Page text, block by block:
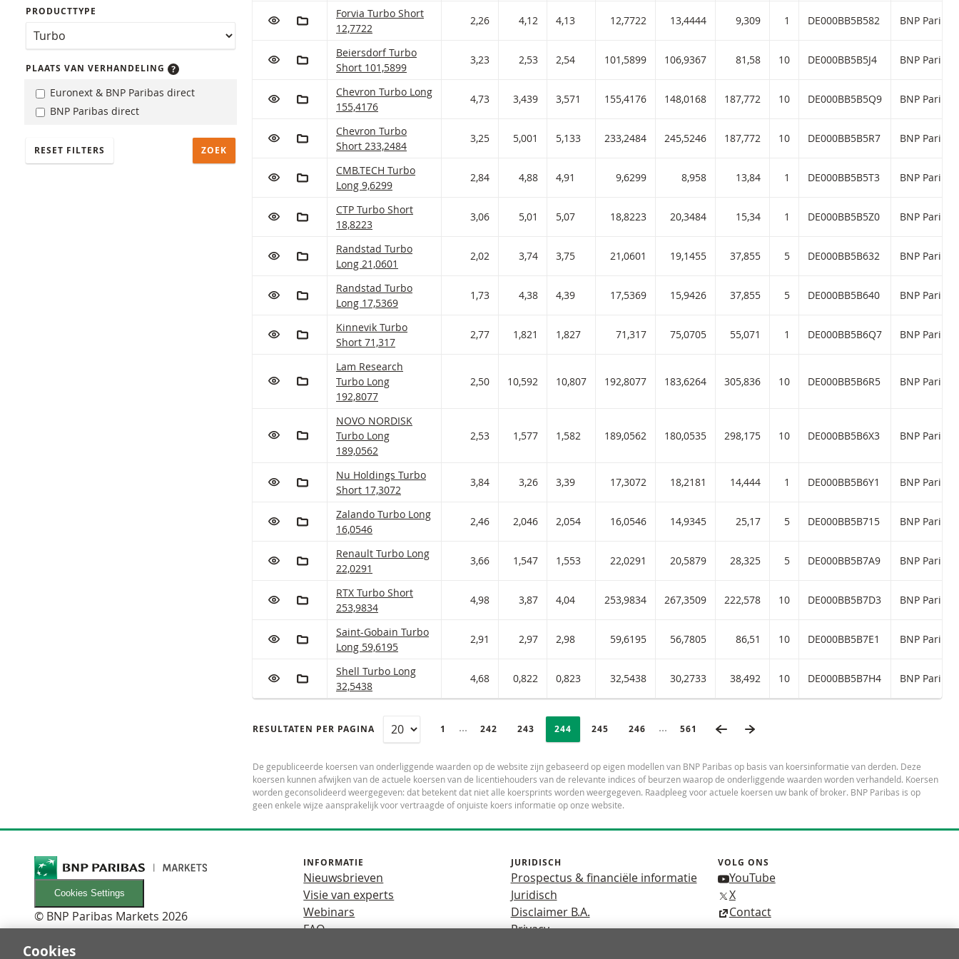
PRODUCTTYPE
PLAATS VAN VERHANDELING
Euronext & BNP Paribas direct
BNP Paribas direct
RESET FILTERS
VOEG TOE AAN WATCHLIST
AAN PORTFOLIO TOEVOEGEN
Forvia Turbo Short Met stop loss-niveau 12,772 en hefboom 2,26 met ISIN code:
Forvia Turbo Short
12,7722
2,26 4,12 4,13 12,7722 13,4444 9,309 1 DE000BB5B582 BNP
VOEG TOE AAN WATCHLIST
AAN PORTFOLIO TOEVOEGEN
Beiersdorf Turbo Short Met stop loss-niveau 101,59 en hefboom 3,23 met ISIN code:
Beiersdorf Turbo
Short 101,5899
3,23 2,53 2,54 101,5899 106,9367 81,58 10 DE000BB5B5J4 BNP
VOEG TOE AAN WATCHLIST
AAN PORTFOLIO TOEVOEGEN
Chevron Turbo Long Met stop loss-niveau 155,418 en hefboom 4,73 met ISIN code:
Chevron Turbo Long
155,4176
4,73 3,439 3,571 155,4176 148,0168 187,772 10 DE000BB5B5Q9 BNP
VOEG TOE AAN WATCHLIST
AAN PORTFOLIO TOEVOEGEN
Chevron Turbo Short Met stop loss-niveau 233,248 en hefboom 3,25 met ISIN code:
Chevron Turbo
Short 233,2484
3,25 5,001 5,133 233,2484 245,5246 187,772 10 DE000BB5B5R7 BNP
VOEG TOE AAN WATCHLIST
AAN PORTFOLIO TOEVOEGEN
CMB.TECH Turbo Long Met stop loss-niveau 9,63 en hefboom 2,84 met ISIN code:
CMB.TECH Turbo
Long 9,6299
2,84 4,88 4,91 9,6299 8,958 13,84 1 DE000BB5B5T3 BNP
VOEG TOE AAN WATCHLIST
AAN PORTFOLIO TOEVOEGEN
CTP Turbo Short Met stop loss-niveau 18,822 en hefboom 3,06 met ISIN code:
CTP Turbo Short
18,8223
3,06 5,01 5,07 18,8223 20,3484 15,34 1 DE000BB5B5Z0 BNP
VOEG TOE AAN WATCHLIST
AAN PORTFOLIO TOEVOEGEN
Randstad Turbo Long Met stop loss-niveau 21,06 en hefboom 2,02 met ISIN code:
Randstad Turbo
Long 21,0601
2,02 3,74 3,75 21,0601 19,1455 37,855 5 DE000BB5B632 BNP
VOEG TOE AAN WATCHLIST
AAN PORTFOLIO TOEVOEGEN
Randstad Turbo Long Met stop loss-niveau 17,537 en hefboom 1,73 met ISIN code:
Randstad Turbo
Long 17,5369
1,73 4,38 4,39 17,5369 15,9426 37,855 5 DE000BB5B640 BNP
VOEG TOE AAN WATCHLIST
AAN PORTFOLIO TOEVOEGEN
Kinnevik Turbo Short Met stop loss-niveau 71,317 en hefboom 2,77 met ISIN code:
Kinnevik Turbo
Short 71,317
2,77 1,821 1,827 71,317 75,0705 55,071 1 DE000BB5B6Q7 BNP
VOEG TOE AAN WATCHLIST
AAN PORTFOLIO TOEVOEGEN
Lam Research Turbo Long Met stop loss-niveau 192,808 en hefboom 2,50 met ISIN code:
Lam Research
Turbo Long
192,8077
2,50 10,592 10,807 192,8077 183,6264 305,836 10 DE000BB5B6R5 BNP
VOEG TOE AAN WATCHLIST
AAN PORTFOLIO TOEVOEGEN
NOVO NORDISK Turbo Long Met stop loss-niveau 189,056 en hefboom 2,53 met ISIN code:
NOVO NORDISK
Turbo Long
189,0562
2,53 1,577 1,582 189,0562 180,0535 298,175 10 DE000BB5B6X3 BNP
VOEG TOE AAN WATCHLIST
AAN PORTFOLIO TOEVOEGEN
Nu Holdings Turbo Short Met stop loss-niveau 17,307 en hefboom 3,84 met ISIN code:
Nu Holdings Turbo
Short 17,3072
3,84 3,26 3,39 17,3072 18,2181 14,444 1 DE000BB5B6Y1 BNP
VOEG TOE AAN WATCHLIST
AAN PORTFOLIO TOEVOEGEN
Zalando Turbo Long Met stop loss-niveau 16,055 en hefboom 2,46 met ISIN code:
Zalando Turbo Long
16,0546
2,46 2,046 2,054 16,0546 14,9345 25,17 5 DE000BB5B715 BNP
VOEG TOE AAN WATCHLIST
AAN PORTFOLIO TOEVOEGEN
Renault Turbo Long Met stop loss-niveau 22,029 en hefboom 3,66 met ISIN code:
Renault Turbo Long
22,0291
3,66 1,547 1,553 22,0291 20,5879 28,325 5 DE000BB5B7A9 BNP
VOEG TOE AAN WATCHLIST
AAN PORTFOLIO TOEVOEGEN
RTX Turbo Short Met stop loss-niveau 253,983 en hefboom 4,98 met ISIN code:
RTX Turbo Short
253,9834
4,98 3,87 4,04 253,9834 267,3509 222,578 10 DE000BB5B7D3 BNP
VOEG TOE AAN WATCHLIST
AAN PORTFOLIO TOEVOEGEN
Saint-Gobain Turbo Long Met stop loss-niveau 59,62 en hefboom 2,91 met ISIN code:
Saint-Gobain Turbo
Long 59,6195
2,91 2,97 2,98 59,6195 56,7805 86,51 10 DE000BB5B7E1 BNP
VOEG TOE AAN WATCHLIST
AAN PORTFOLIO TOEVOEGEN
Shell Turbo Long Met stop loss-niveau 32,544 en hefboom 4,68 met ISIN code:
Shell Turbo Long
32,5438
4,68 0,822 0,823 32,5438 30,2733 38,492 10 DE000BB5B7H4 BNP
RESULTATEN PER PAGINA PAGE
1 Ingeklapte pagina’s
PAGINA
242 PAGINA
243 Selected:
PAGINA
244 PAGINA
245 PAGINA
246 Ingeklapte pagina’s
LAATSTE PAGINA
561 VORIGE PAGINA
De gepubliceerde koersen van onderliggende waarden op de website zijn gebaseerd op eigen modellen van BNP Paribas op basis van koersinformatie van derden. Deze
koersen kunnen afwijken van de actuele koersen van de licentiehouders van de relevante indices of beurzen waarop de onderliggende waarden worden verhandeld. Koersen
worden geconsolideerd weergegeven: dat betekent dat niet alle koersprints worden weergegeven. Raadpleeg voor actuele koersen uw bank of broker. BNP Paribas is op
geen enkele wijze aansprakelijk voor vertraagde of onjuiste koers informatie op onze website.
Cookies Settings
© BNP Paribas Markets 2026
INFORMATIE
Nieuwsbrieven
Visie van experts
Webinars
FAQ
JURIDISCH
Prospectus & financiële informatie
Juridisch
Disclaimer B.A.
Privacy
VOLG ONS
YouTube
X
Contact
Cookies